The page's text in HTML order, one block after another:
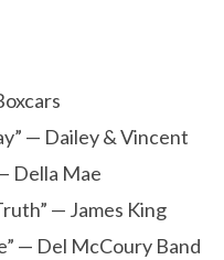
— Dailey & Vincent
Della Mae
— James King
— Del McCoury Band